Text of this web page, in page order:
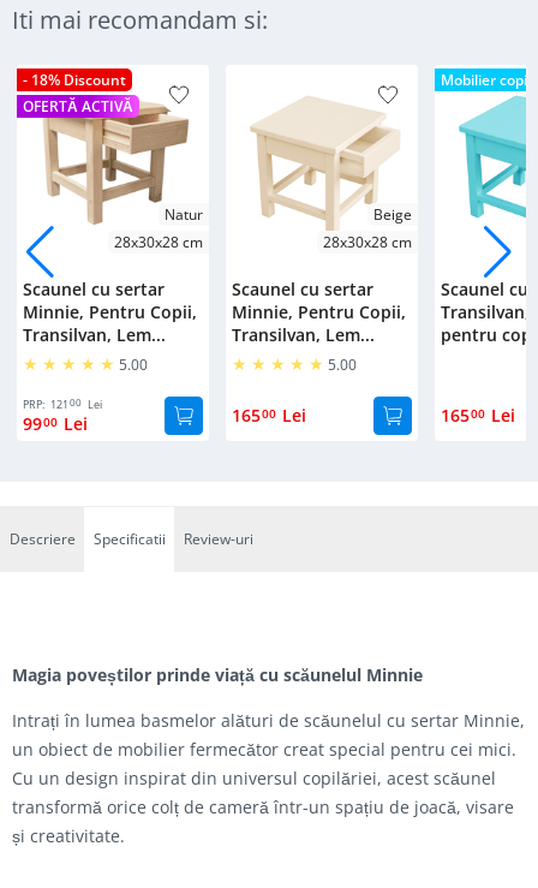
Iti mai recomandam si:
- 18% Discount
OFERTĂ ACTIVĂ
Natur
28x30x28 cm
Scaunel cu sertar
Minnie, Pentru Copii,
Transilvan, Lem...
5.00
PRP: 12100 Lei
9900 Lei
Beige
28x30x28 cm
Scaunel cu sertar
Minnie, Pentru Copii,
Transilvan, Lem...
5.00
16500 Lei
Mobilier copii
Scaunel cu
Transilvan,
pentru
16500 Lei
Descriere Specificatii Review-uri
Magia poveștilor prinde viață cu scăunelul Minnie
Intrați în lumea basmelor alături de scăunelul cu sertar Minnie,
un obiect de mobilier fermecător creat special pentru cei mici.
Cu un design inspirat din universul copilăriei, acest scăunel
transformă orice colț de cameră într-un spațiu de joacă, visare
și creativitate.